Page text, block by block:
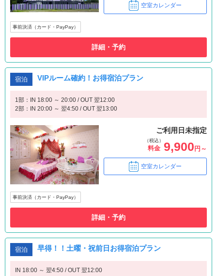
空室カレンダー
事前決済（カード・PayPay）
詳細・予約
宿泊 VIPルーム確約！お得宿泊プラン
1部：IN 18:00 ～ 20:00 / OUT 翌12:00
2部：IN 20:00 ～ 翌4:50 / OUT 翌13:00
ご利用日未指定
（税込）
料金 9,900 円～
空室カレンダー
事前決済（カード・PayPay）
詳細・予約
宿泊 早得！！土曜・祝前日お得宿泊プラン
IN 18:00 ～ 翌4:50 / OUT 翌12:00